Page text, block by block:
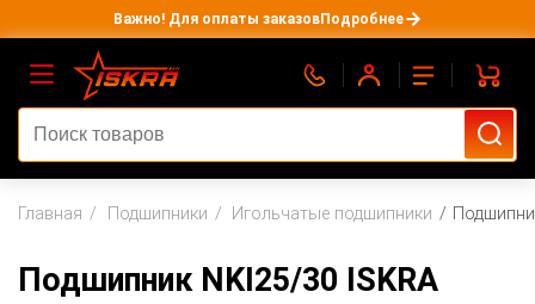
Важно! Для оплаты заказовПодробнее
Главная Подшипники Игольчатые подшипники
Подшипник NKI25/30 ISKRA